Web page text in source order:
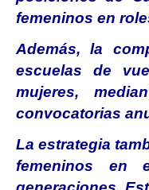
femeninos en
Además, la
escuelas de
mujeres,
convocatorias
La estrategia
femeninos en